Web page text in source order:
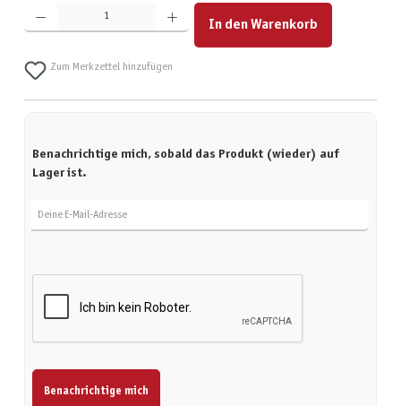
Produkt Anzahl: Gib den gewünschten Wert ein oder benutze die Schaltflächen um die Anzahl zu
In den Warenkorb
Zum Merkzettel hinzufügen
Benachrichtige mich, sobald das Produkt (wieder) auf
Lager ist.
Benachrichtige mich